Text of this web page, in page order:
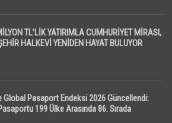
TL’LİK YATIRIMLA CUMHURİYET MİRASI,
HALKEVİ YENİDEN HAYAT BULUYOR
Global Pasaport Endeksi 2026 Güncellendi:
199 Ülke Arasında 86. Sırada